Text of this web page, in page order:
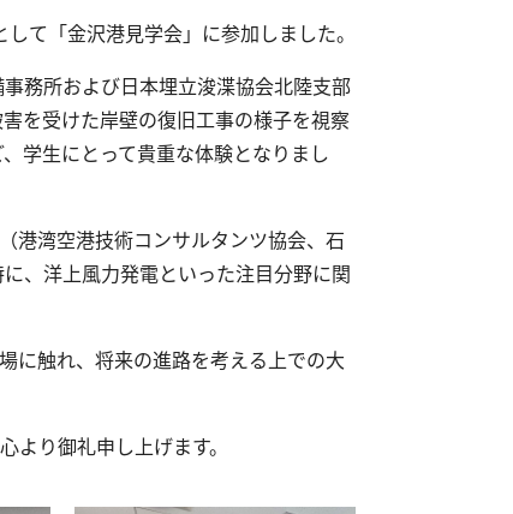
て「金沢港見学会」に参加しました。
務所および日本埋立浚渫協会北陸支部
を受けた岸壁の復旧工事の様子を視察
学生にとって貴重な体験となりまし
港湾空港技術コンサルタンツ協会、石
、洋上風力発電といった注目分野に関
に触れ、将来の進路を考える上での大
り御礼申し上げます。